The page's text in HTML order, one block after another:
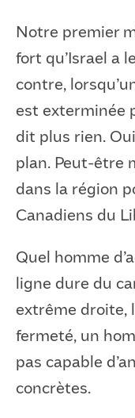
Notre premier
fort qu’Israel a
contre,
est exterminée
dit plus rien.
plan. Peut-être
dans la région
Canadiens du
Quel homme
ligne dure du
extrême droite,
fermeté, un
pas capable
concrètes.